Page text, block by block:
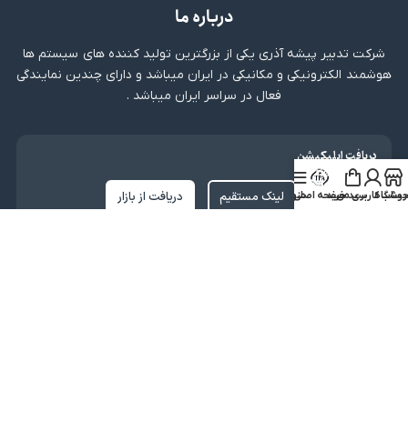
درباره ما
شرکت تدبیر پیشه آذری یکی از بزرگترین تولید کننده های سیستم ها
هوشمند الکترونیکی و مکانیکی در ایران میباشد و دارای چندین نمایندگی
فعال در سراسر ایران میباشد .
دریافت اپلیکیشن
لینک مستقیم دریافت از بازار حساب کاربری من
سبد خریدصفحه اصلی
منو